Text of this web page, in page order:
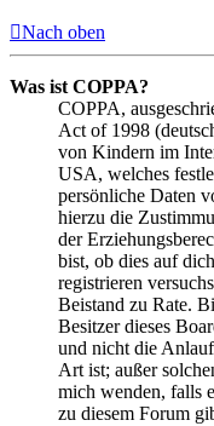
Nach oben
Was ist COPPA?
COPPA,
Act of 1998
von Kindern im
USA, welches
persönliche Daten
hierzu die
der
bist, ob dies auf
registrieren
Beistand zu Rate.
Besitzer dieses
und nicht die
Art ist; außer
mich wenden, falls
zu diesem Forum